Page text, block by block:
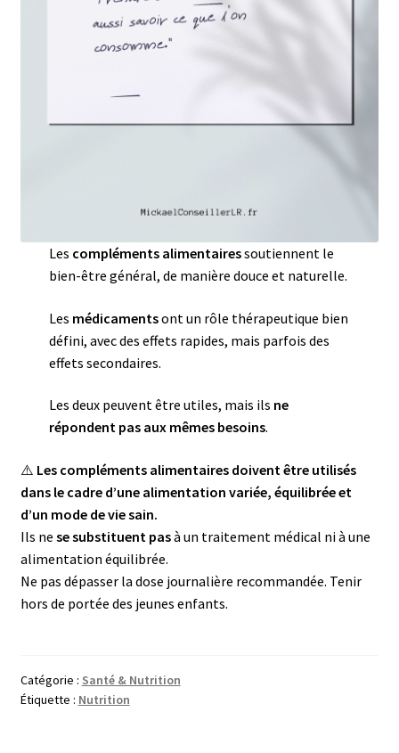
Les compléments alimentairessoutiennent le
bien-être général, de manière douce et naturelle.
Les médicamentsont un rôle thérapeutique bien
défini, avec des effets rapides, mais parfois des
effets secondaires.
Les deux peuvent être utiles, mais ils ne
répondent pas aux mêmes besoins.
⚠️ Les compléments alimentaires doivent être utilisés
dans le cadre d’une alimentation variée, équilibrée et
d’un mode de vie sain.
Ils ne se substituent pasà un traitement médical ni à une
alimentation équilibrée.
Ne pas dépasser la dose journalière recommandée. Tenir
hors de portée des jeunes enfants.
Catégorie : Santé & Nutrition
Étiquette : Nutrition